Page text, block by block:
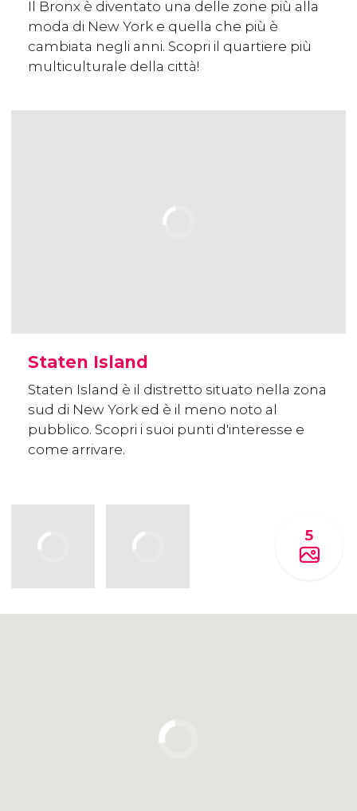
Il Bronx è diventato una delle zone più alla
moda di New York e quella che più è
cambiata negli anni. Scopri il quartiere più
multiculturale della città!
Staten Island
Staten Island è il distretto situato nella zona
sud di New York ed è il meno noto al
pubblico. Scopri i suoi punti d'interesse e
come arrivare.
5